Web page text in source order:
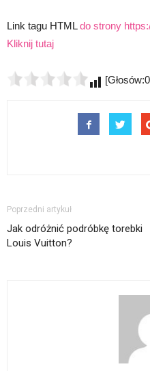
Link tagu HTMLdo strony
Kliknij tutaj
Poprzedni artykuł
Jak odróżnić podróbkę torebki
Louis Vuitton?